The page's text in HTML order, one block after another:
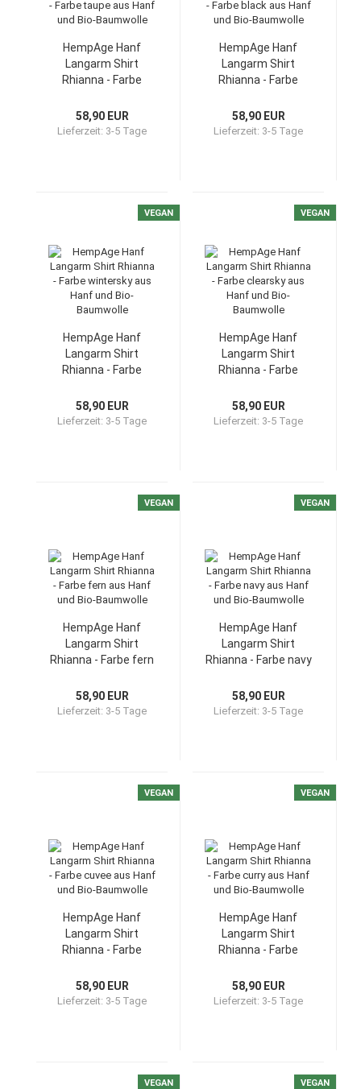
HempAge Hanf
Langarm Shirt
Rhianna - Farbe
Bio-Baumwolle
58,90 EUR
Lieferzeit: 3-5 Tage
HempAge Hanf
Langarm Shirt
Rhianna - Farbe
Bio-Baumwolle
58,90 EUR
Lieferzeit: 3-5 Tage
VEGAN
HempAge Hanf
Langarm Shirt
Rhianna - Farbe
und Bio-Baumwolle
58,90 EUR
Lieferzeit: 3-5 Tage
VEGAN
HempAge Hanf
Langarm Shirt
Rhianna - Farbe
und Bio-Baumwolle
58,90 EUR
Lieferzeit: 3-5 Tage
VEGAN
HempAge Hanf
Langarm Shirt
Rhianna - Farbe fern
Baumwolle
58,90 EUR
Lieferzeit: 3-5 Tage
VEGAN
HempAge Hanf
Langarm Shirt
Rhianna - Farbe navy
Baumwolle
58,90 EUR
Lieferzeit: 3-5 Tage
VEGAN
HempAge Hanf
Langarm Shirt
Rhianna - Farbe
Bio-Baumwolle
58,90 EUR
Lieferzeit: 3-5 Tage
VEGAN
HempAge Hanf
Langarm Shirt
Rhianna - Farbe
Bio-Baumwolle
58,90 EUR
Lieferzeit: 3-5 Tage
VEGAN VEGAN